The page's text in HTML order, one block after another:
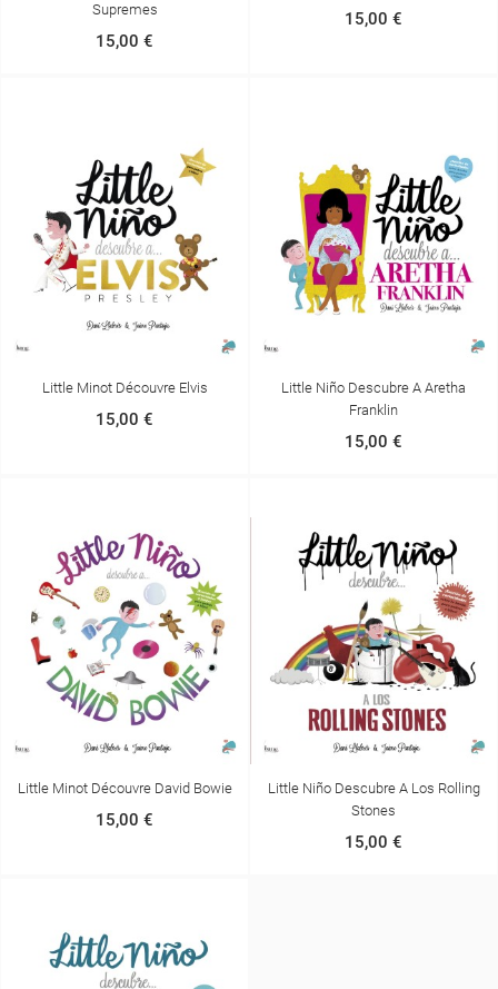
Supremes
15,00 €
15,00 €
Little Minot Découvre Elvis
15,00 €
Little Niño Descubre A Aretha
Franklin
15,00 €
Little Minot Découvre David Bowie
15,00 €
Little Niño Descubre A Los Rolling
Stones
15,00 €
((CANCELTEXT)) ((MODALDELETETEXT))
CRÉER UNE LISTE D'ENVIES
ANNULER CRÉER UNE LISTE D'ENVIES
CONNEXION
VOUS DEVEZ ÊTRE CONNECTÉ POUR AJOUTER DES
CONNEXION